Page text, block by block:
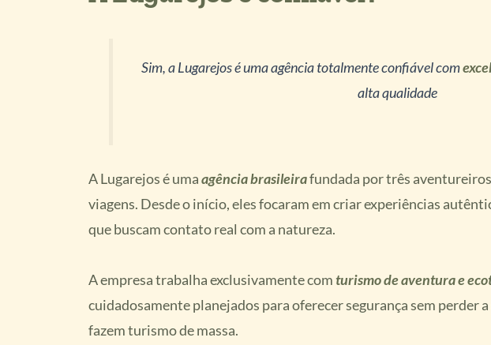
Sim, a Lugarejos é uma agência totalmente confiável com
alta qualidade
A Lugarejos é umaagência brasileirafundada por três
viagens. Desde o início, eles focaram em criar experiências
que buscam contato real com a natureza.
A empresa trabalha exclusivamente com turismo de aventura e
cuidadosamente planejados para oferecer segurança sem perder
fazem turismo de massa.